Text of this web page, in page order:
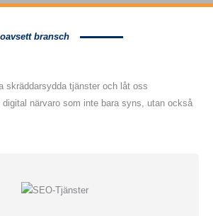
bransch
skräddarsydda tjänster och låt oss
närvaro som inte bara syns, utan också